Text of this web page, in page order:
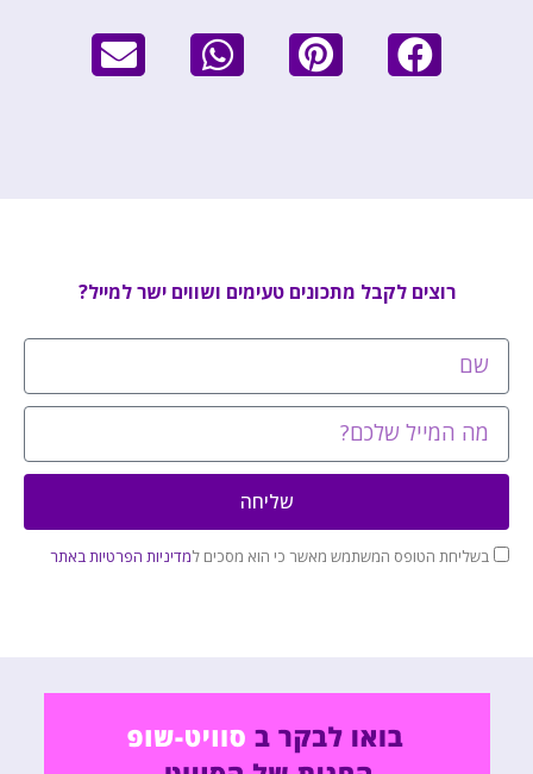
רוצים לקבל מתכונים טעימים ושווים ישר למייל?
בשליחת הטופס המשתמש מאשר כי הוא מסכים למדיניות הפרטיות באתר
שליחה